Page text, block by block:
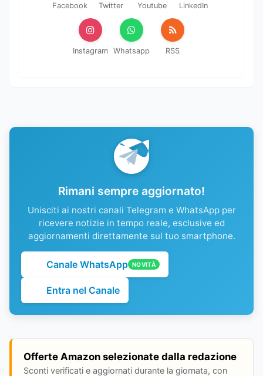
Facebook Twitter Youtube LinkedIn
Instagram Whatsapp RSS
Rimani sempre aggiornato!
Unisciti ai nostri canali Telegram e WhatsApp per
ricevere notizie in tempo reale, esclusive ed
aggiornamenti direttamente sul tuo smartphone.
Canale WhatsApp NOVITÀ
Entra nel Canale
Offerte Amazon selezionate dalla redazione
Sconti verificati e aggiornati durante la giornata, con